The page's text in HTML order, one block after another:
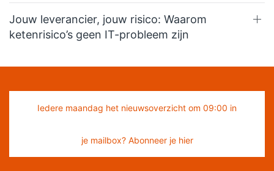
Jouw leverancier, jouw risico: Waarom
ketenrisico’s geen IT-probleem zijn
Iedere maandag het nieuwsoverzicht om 09:00 in
je mailbox? Abonneer je hier